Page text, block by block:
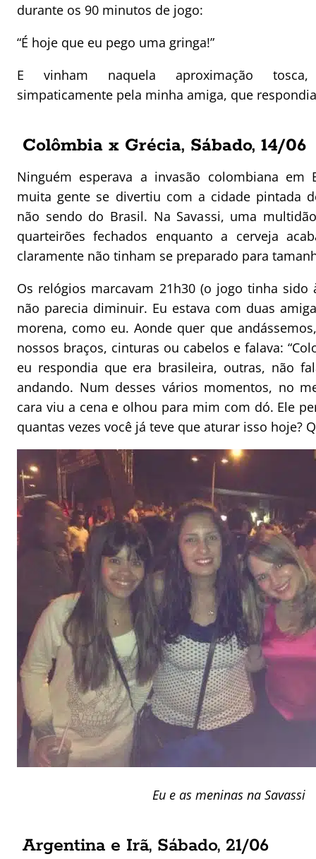
durante os 90 minutos de jogo:
“É hoje que eu pego uma gringa!”
E vinham naquela aproximação
simpaticamente pela minha amiga, que
Colômbia x Grécia, Sábado, 14/06
Ninguém esperava a invasão colombiana em
muita gente se divertiu com a cidade pintada
não sendo do Brasil. Na Savassi, uma
quarteirões fechados enquanto a cerveja
claramente não tinham se preparado para
Os relógios marcavam 21h30 (o jogo tinha sido
não parecia diminuir. Eu estava com duas
morena, como eu. Aonde quer que
nossos braços, cinturas ou cabelos e falava:
eu respondia que era brasileira, outras, não
andando. Num desses vários momentos, no
cara viu a cena e olhou para mim com dó. Ele
quantas vezes você já teve que aturar isso hoje?
Eu e as meninas na Savassi
Argentina e Irã, Sábado, 21/06